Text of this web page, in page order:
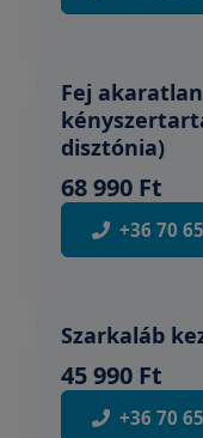
Fej
disztónia)
68 990 Ft
+36 70
Szarkaláb
45 990 Ft
+36 70